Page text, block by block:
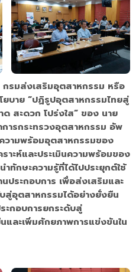
รมส่งเสริมอุตสาหกรรม หรือ
ยบาย “ปฏิรูปอุตสาหกรรมไทยสู่
สะดวก โปร่งใส” ของ นาย
ารกระทรวงอุตสาหกรรม อัพ
วามพร้อมอุตสาหกรรมของ
าะห์และประเมินความพร้อมของ
ทักษะความรู้ที่ได้ไปประยุกต์ใช้
ระกอบการ เพื่อส่งเสริมและ
สู่อุตสาหกรรมได้อย่างยั่งยืน
กอบการยกระดับสู่
ละเพิ่มศักยภาพการแข่งขันใน